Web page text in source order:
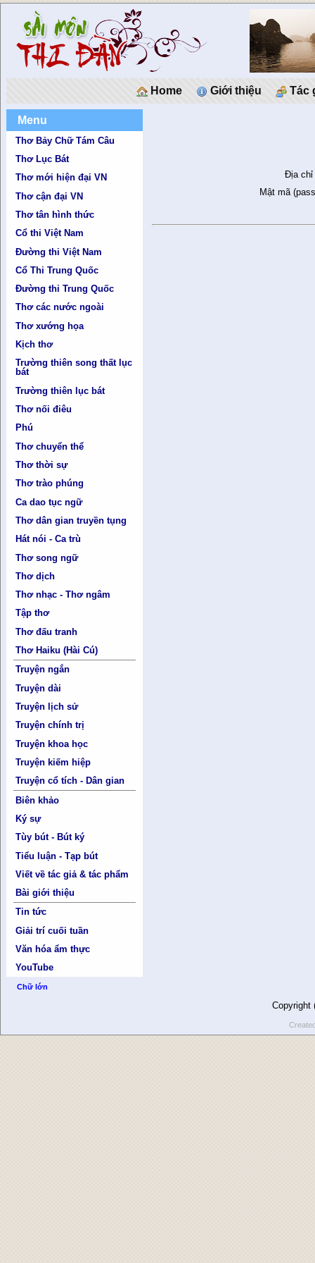
Home Giới thiệu Tác
Menu
Thơ Bảy Chữ Tám Câu
Thơ Lục Bát
Thơ mới hiện đại VN
Thơ cận đại VN
Thơ tân hình thức
Cổ thi Việt Nam
Đường thi Việt Nam
Cổ Thi Trung Quốc
Đường thi Trung Quốc
Thơ các nước ngoài
Thơ xướng họa
Kịch thơ
Trường thiên song thất lục
bát
Trường thiên lục bát
Thơ nối điêu
Phú
Thơ chuyển thể
Thơ thời sự
Thơ trào phúng
Ca dao tục ngữ
Thơ dân gian truyền tụng
Hát nói - Ca trù
Thơ song ngữ
Thơ dịch
Thơ nhạc - Thơ ngâm
Tập thơ
Thơ đấu tranh
Thơ Haiku (Hài Cú)
Truyện ngắn
Truyện dài
Truyện lịch sử
Truyện chính trị
Truyện khoa học
Truyện kiếm hiệp
Truyện cổ tích - Dân gian
Biên khảo
Ký sự
Tùy bút - Bút ký
Tiểu luận - Tạp bút
Viết về tác giả & tác phẩm
Bài giới thiệu
Tin tức
Giải trí cuối tuần
Văn hóa ẩm thực
YouTube
Chữ lớn
Địa chỉ
Mật mã
Copyright